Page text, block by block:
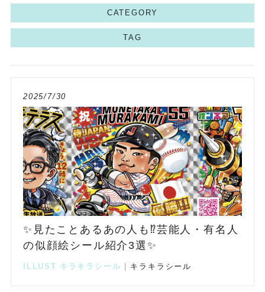
CATEGORY
TAG
2025/7/30
✨見たことあるあの人も⁉️芸能人・有名人
の似顔絵シール紹介3選✨
ILLUST キラキラシール キラキラシール